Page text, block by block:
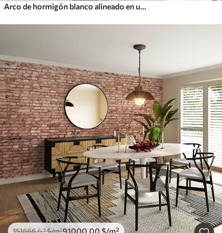
Arco de hormigón blanco alineado en una larga fila con luz
151666.67$/m²91000 .00 $/m²